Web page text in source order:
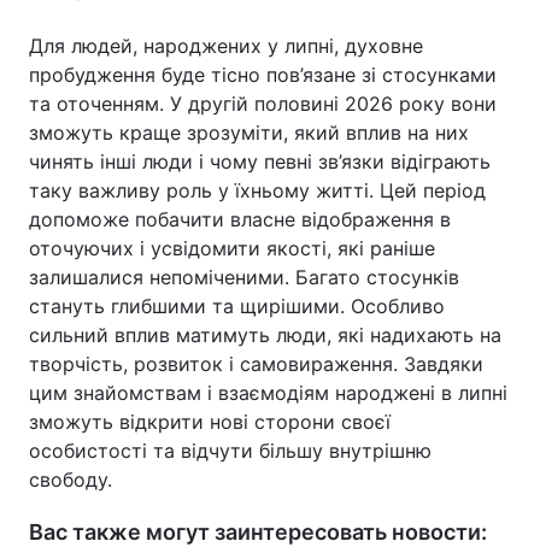
Для людей, народжених у липні, духовне
пробудження буде тісно пов’язане зі стосунками
та оточенням. У другій половині 2026 року вони
зможуть краще зрозуміти, який вплив на них
чинять інші люди і чому певні зв’язки відіграють
таку важливу роль у їхньому житті. Цей період
допоможе побачити власне відображення в
оточуючих і усвідомити якості, які раніше
залишалися непоміченими. Багато стосунків
стануть глибшими та щирішими. Особливо
сильний вплив матимуть люди, які надихають на
творчість, розвиток і самовираження. Завдяки
цим знайомствам і взаємодіям народжені в липні
зможуть відкрити нові сторони своєї
особистості та відчути більшу внутрішню
свободу.
Вас также могут заинтересовать новости: